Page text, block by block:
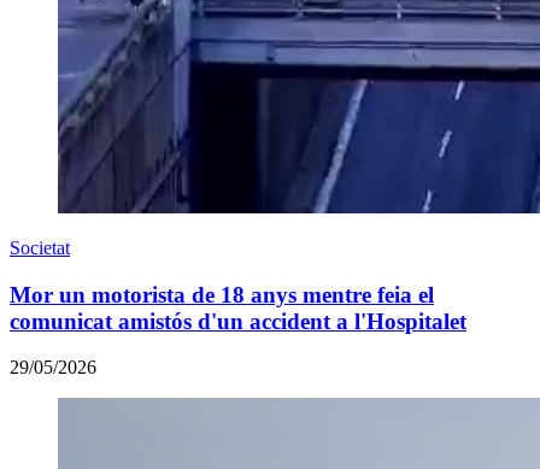
Societat
Mor un motorista de 18 anys mentre feia el
comunicat amistós d'un accident a l'Hospitalet
29/05/2026